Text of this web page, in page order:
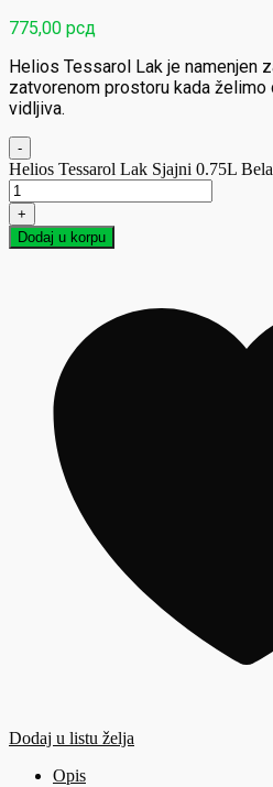
775,00 рсд
Helios Tessarol Lak je namenjen
zatvorenom prostoru kada
vidljiva.
-
Helios Tessarol Lak Sjajni 0.75L
+
Dodaj u korpu
Dodaj u listu želja
Opis